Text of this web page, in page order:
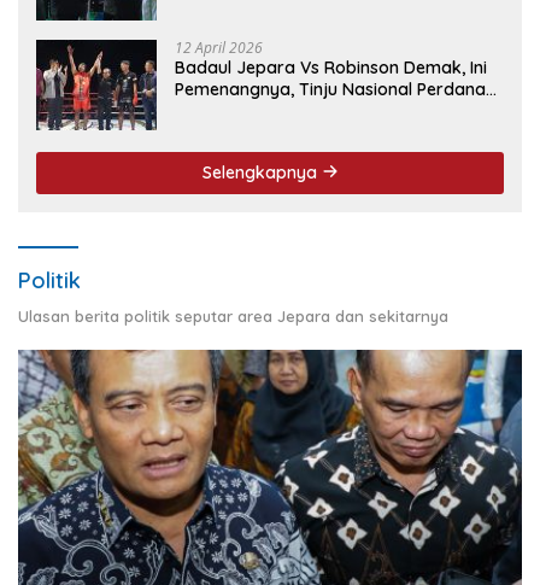
12 April 2026
Badaul Jepara Vs Robinson Demak, Ini
Pemenangnya, Tinju Nasional Perdana
Selengkapnya
Politik
Ulasan berita politik seputar area Jepara dan sekitarnya